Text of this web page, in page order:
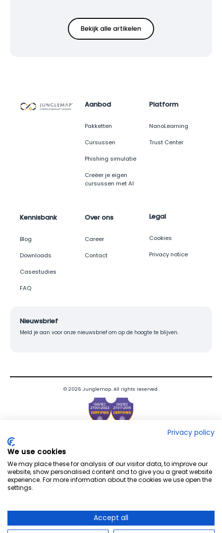
Bekijk alle artikelen
Aanbod
Pakketten
Cursussen
Phishing simulatie
Creëer je eigen
cursussen met AI
Platform
NanoLearning
Trust Center
Kennisbank
Blog
Downloads
Casestudies
FAQ
Over ons
Career
Contact
Legal
Cookies
Privacy notice
Nieuwsbrief
Meld je aan voor onze nieuwsbrief om op de hoogte te blijven.
© 2026 Junglemap. All rights reserved.
Privacy policy
We use cookies
We may place these for analysis of our visitor data, to improve our
website, show personalised content and to give you a great website
experience. For more information about the cookies we use open the
settings.
Accept all